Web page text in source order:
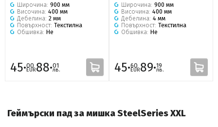
Широчина: 900 мм
Височина: 400 мм
Дебелина: 2 мм
Повърхност: Текстилна
Обшивка: Не
45·00
EUR88·01
лв.
Широчина: 900 мм
Височина: 400 мм
Дебелина: 4 мм
Повърхност: Текстилна
Обшивка: Не
45·60
EUR89·19
лв.
Геймърски пад за мишка SteelSeries XXL